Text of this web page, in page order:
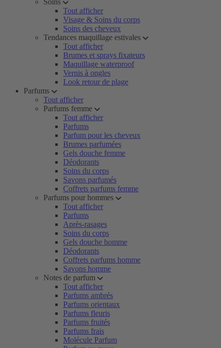
Soins
Tout afficher
Visage & Soins du corps
Soins des cheveux
Tendances maquillage estivales
Tout afficher
Brumes et sprays fixateurs
Maquillage waterproof
Vernis à ongles
Look retour de plage
Parfums
Tout afficher
Parfums femme
Tout afficher
Parfums
Parfum pour les cheveux
Brumes parfumées
Gels douche femme
Déodorants
Soins du corps
Savons parfumés
Coffrets parfums femme
Parfums pour hommes
Tout afficher
Parfums
Après-rasages
Soins du corps
Gels douche homme
Déodorants
Coffrets parfums homme
Savons homme
Notes de parfum
Tout afficher
Parfums ambrés
Parfums orientaux
Parfums fleuris
Parfums fruités
Parfums frais
Molécule Parfum